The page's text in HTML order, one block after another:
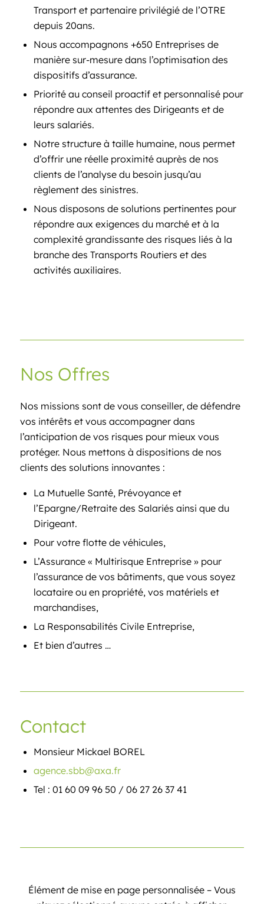
Transport et partenaire privilégié de l’OTRE
depuis 20ans.
Nous accompagnons +650 Entreprises de
manière sur-mesure dans l’optimisation des
dispositifs d’assurance.
Priorité au conseil proactif et personnalisé pour
répondre aux attentes des Dirigeants et de
leurs salariés.
Notre structure à taille humaine, nous permet
d’offrir une réelle proximité auprès de nos
clients de l’analyse du besoin jusqu’au
règlement des sinistres.
Nous disposons de solutions pertinentes pour
répondre aux exigences du marché et à la
complexité grandissante des risques liés à la
branche des Transports Routiers et des
activités auxiliaires.
Nos Offres
Nos missions sont de vous conseiller, de défendre
vos intérêts et vous accompagner dans
l’anticipation de vos risques pour mieux vous
protéger. Nous mettons à dispositions de nos
clients des solutions innovantes :
La Mutuelle Santé, Prévoyance et
l’Epargne/Retraite des Salariés ainsi que du
Dirigeant.
Pour votre flotte de véhicules,
L’Assurance « Multirisque Entreprise » pour
l’assurance de vos bâtiments, que vous soyez
locataire ou en propriété, vos matériels et
marchandises,
La Responsabilités Civile Entreprise,
Et bien d’autres …
Contact
Monsieur Mickael BOREL
agence.sbb@axa.fr
Tel : 01 60 09 96 50 / 06 27 26 37 41
Élément de mise en page personnalisée – Vous